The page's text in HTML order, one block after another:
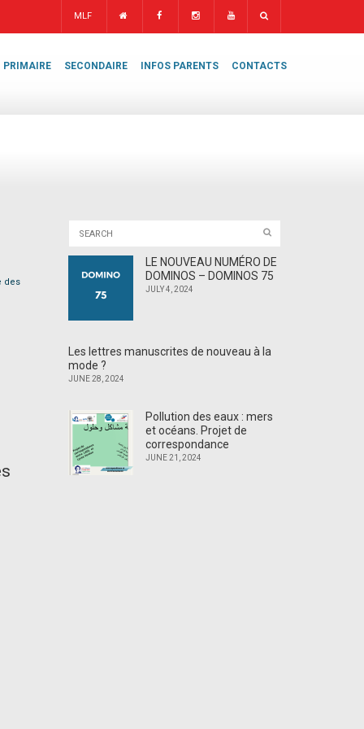
MLF
PRIMAIRE SECONDAIRE INFOS PARENTS CONTACTS
des
LE NOUVEAU NUMÉRO DE
DOMINOS – DOMINOS 75
JULY 4, 2024
Les lettres manuscrites de nouveau à la
mode ?
JUNE 28, 2024
Pollution des eaux : mers
et océans. Projet de
correspondance
JUNE 21, 2024